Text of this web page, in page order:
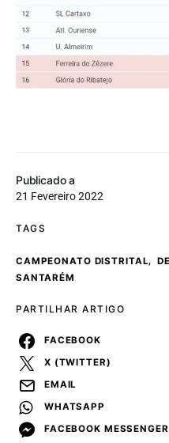
Publicado a
21 Fevereiro 2022
TAGS
CAMPEONATO DISTRITAL,
SANTARÉM
PARTILHAR ARTIGO
FACEBOOK
X (TWITTER)
EMAIL
WHATSAPP
FACEBOOK MESSENGER